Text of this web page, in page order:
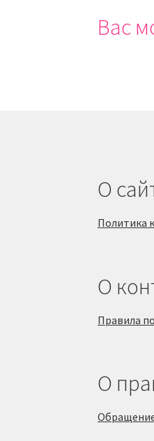
Вас
О
Политика
О
Правила
О